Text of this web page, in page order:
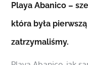
Playa Abanico –
która była
zatrzymaliśmy.